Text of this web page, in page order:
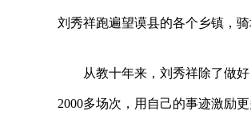
刘秀祥跑遍望谟县的各个乡镇，
从教十年来，刘秀祥除了做
2000多场次，用自己的事迹激励更